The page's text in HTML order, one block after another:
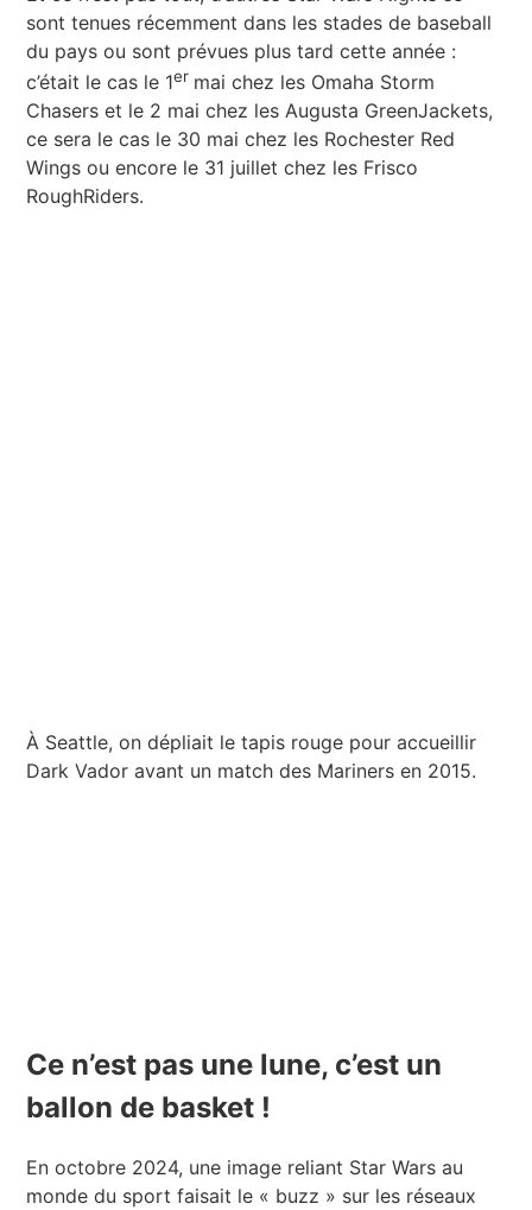
sont tenues récemment dans les stades de baseball
du pays ou sont prévues plus tard cette année :
c’était le cas le 1er mai chez les Omaha Storm
Chasers et le 2 mai chez les Augusta GreenJackets,
ce sera le cas le 30 mai chez les Rochester Red
Wings ou encore le 31 juillet chez les Frisco
RoughRiders.
À Seattle, on dépliait le tapis rouge pour accueillir
Dark Vador avant un match des Mariners en 2015.
Ce n’est pas une lune, c’est un
ballon de basket !
En octobre 2024, une image reliant Star Wars au
monde du sport faisait le « buzz » sur les réseaux